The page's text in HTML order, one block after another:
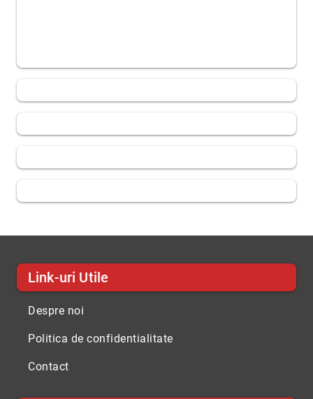
Link-uri Utile
Despre noi
Politica de confidentialitate
Contact